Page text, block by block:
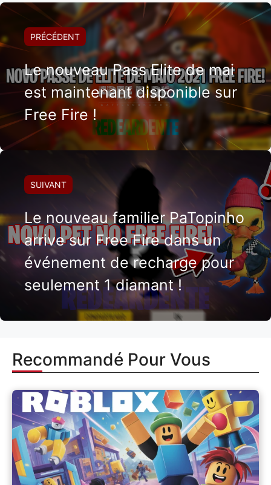
PRÉCÉDENT
Le nouveau Pass Elite de mai
est maintenant disponible sur
Free Fire !
SUIVANT
Le nouveau familier PaTopinho
arrive sur Free Fire dans un
événement de recharge pour
seulement 1 diamant !
Recommandé Pour Vous